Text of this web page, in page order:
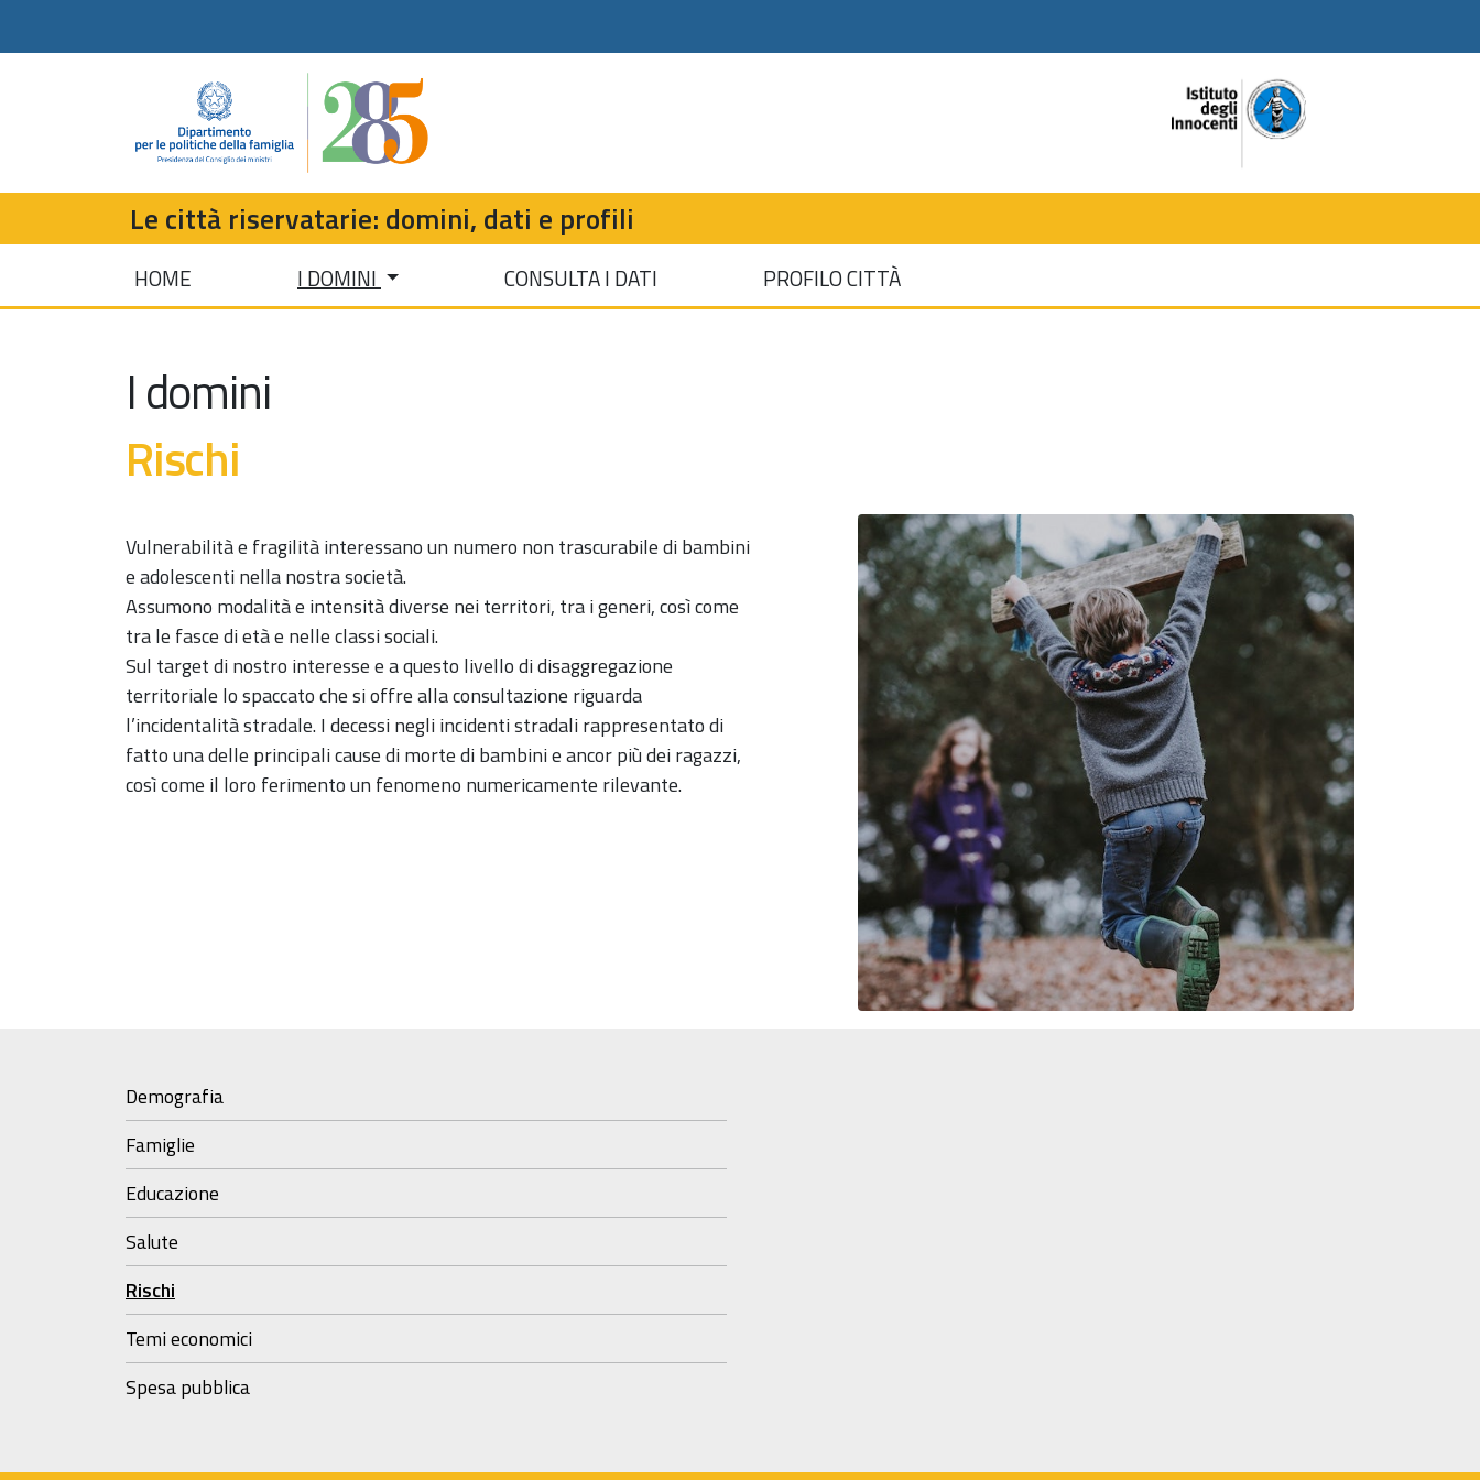
Le città riservatarie: domini, dati e profili
HOME I DOMINI CONSULTA I DATI PROFILO CITTÀ
I domini
Rischi
Vulnerabilità e fragilità interessano un numero non trascurabile di bambini
e adolescenti nella nostra società.
Assumono modalità e intensità diverse nei territori, tra i generi, così come
tra le fasce di età e nelle classi sociali.
Sul target di nostro interesse e a questo livello di disaggregazione
territoriale lo spaccato che si offre alla consultazione riguarda
l’incidentalità stradale. I decessi negli incidenti stradali rappresentato di
fatto una delle principali cause di morte di bambini e ancor più dei ragazzi,
così come il loro ferimento un fenomeno numericamente rilevante.
Demografia
Famiglie
Educazione
Salute
Rischi
Temi economici
Spesa pubblica